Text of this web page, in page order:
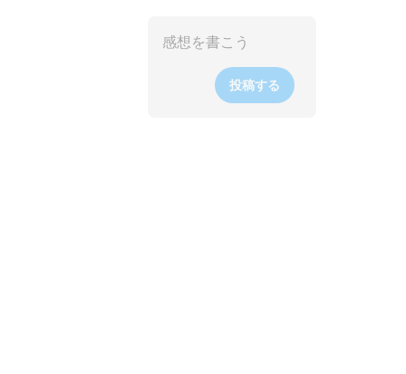
投稿する